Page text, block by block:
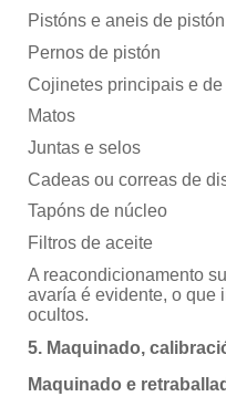
Pistóns e aneis de pistón
Pernos de pistón
Cojinetes principais e de
Matos
Juntas e selos
Cadeas ou correas de
Tapóns de núcleo
Filtros de aceite
A reacondicionamento
avaría é evidente, o que
ocultos.
5. Maquinado,
Maquinado e